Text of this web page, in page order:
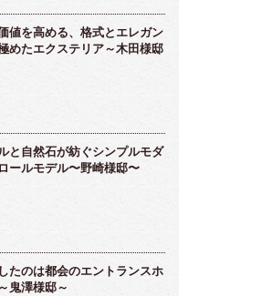
値を高める、格式とエレガン
めたエクステリア～木田様邸
と自然石が紡ぐシンプルモダ
ールモデル〜野崎様邸〜
たのは都会のエントランスホ
鬼澤様邸～